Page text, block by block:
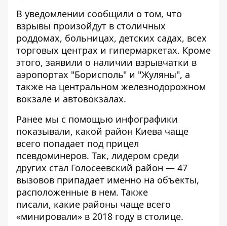
В уведомлении сообщили о том, что
взрывы произойдут в столичных
роддомах, больницах, детских садах, всех
торговых центрах и гипермаркетах. Кроме
этого, заявили о наличии взрывчатки в
аэропортах "Борисполь" и "Жуляны", а
также на центральном железнодорожном
вокзале и автовокзалах.
Ранее мы с помощью инфографики
показывали, какой район Киева чаще
всего попадает под прицел
псевдоминеров. Так, лидером среди
других стал Голосеевский район — 47
вызовов припадает именно на объекты,
расположенные в нем. Также
писали, какие районы чаще всего
«минировали» в 2018 году в столице.